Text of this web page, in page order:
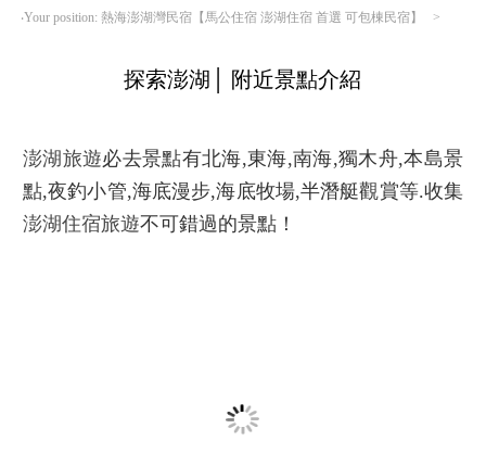
‧Your position: 熱海澎湖灣民宿【馬公住宿 澎湖住宿 首選 可包棟民宿】 >
探索澎湖│ 附近景點介紹
澎湖旅遊必去景點有北海,東海,南海,獨木舟,本島景
點,夜釣小管,海底漫步,海底牧場,半潛艇觀賞等.收集
澎湖住宿旅遊不可錯過的景點！